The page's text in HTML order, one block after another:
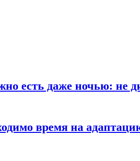
есть даже ночью: не
время на